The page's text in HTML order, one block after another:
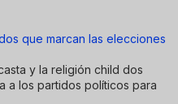
que marcan las elecciones
y la religión child dos
a los partidos políticos para